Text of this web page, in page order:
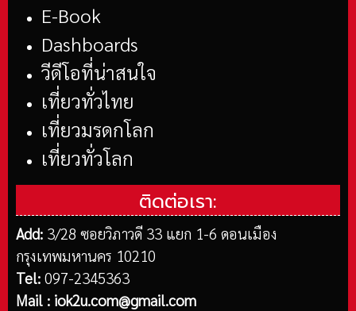
E-Book
Dashboards
วีดีโอที่น่าสนใจ
เที่ยวทั่วไทย
เที่ยวมรดกโลก
เที่ยวทั่วโลก
ติดต่อเรา:
Add: 3/28 ซอยวิภาวดี 33 แยก 1-6 ดอนเมือง
กรุงเทพมหานคร 10210
Tel: 097-2345363
Mail : iok2u.com@gmail.com